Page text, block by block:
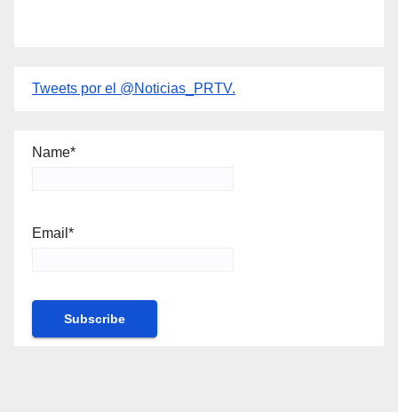
Tweets por el @Noticias_PRTV.
Name*
Email*